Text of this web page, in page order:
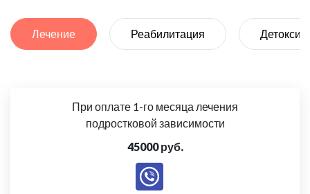
Лечение Реабилитация
При оплате 1-го месяца лечения
подростковой зависимости
45000 руб.